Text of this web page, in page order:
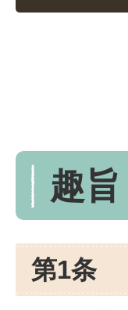
趣旨
第1条